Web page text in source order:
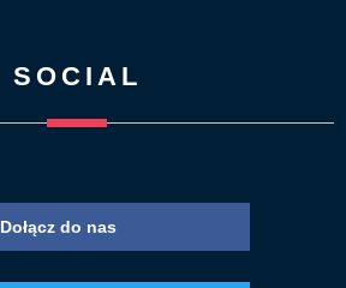
SOCIAL
Dołącz do nas